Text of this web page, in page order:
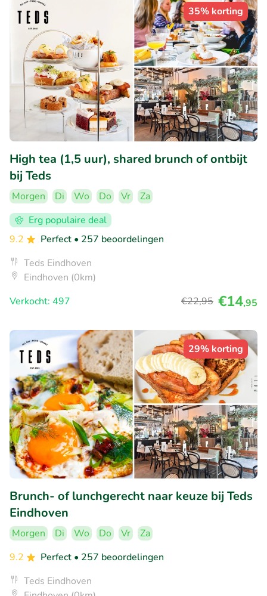
35% korting
High tea (1,5 uur), shared brunch of ontbijt
bij Teds
Morgen Di Wo Do Vr
Za
Erg populaire deal
9.2
Perfect • 257 beoordelingen
Teds Eindhoven
Eindhoven (0km)
Verkocht: 497
€22,95 €14,95
29% korting
Brunch- of lunchgerecht naar keuze bij Teds
Eindhoven
Morgen Di Wo Do Vr
Za
9.2
Perfect • 257 beoordelingen
Teds Eindhoven